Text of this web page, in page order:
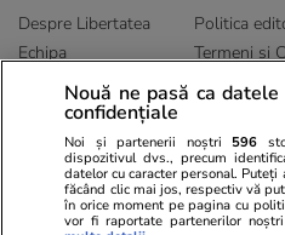
Despre Libertatea
Echipa
Publicitate
Politica de
Politica
Termeni și
Ringier România
Libertatea pentru
ELLE
Nouă ne pasă ca
confidențiale
Noi și partenerii noștri 596
dispozitivul dvs., precum
datelor cu caracter personal.
făcând clic mai jos, respectiv vă
în orice moment pe pagina cu
vor fi raportate partenerilor